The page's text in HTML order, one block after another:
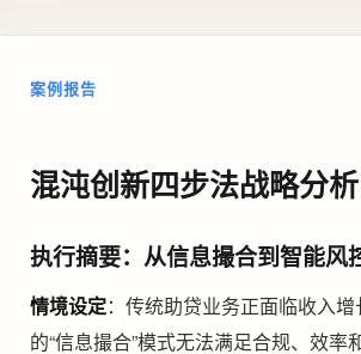
案例报告
混沌创新四步法战略分
执行摘要：从信息撮合到智能风
情境设定：传统助贷业务正面临收入
的“信息撮合”模式无法满足合规、效